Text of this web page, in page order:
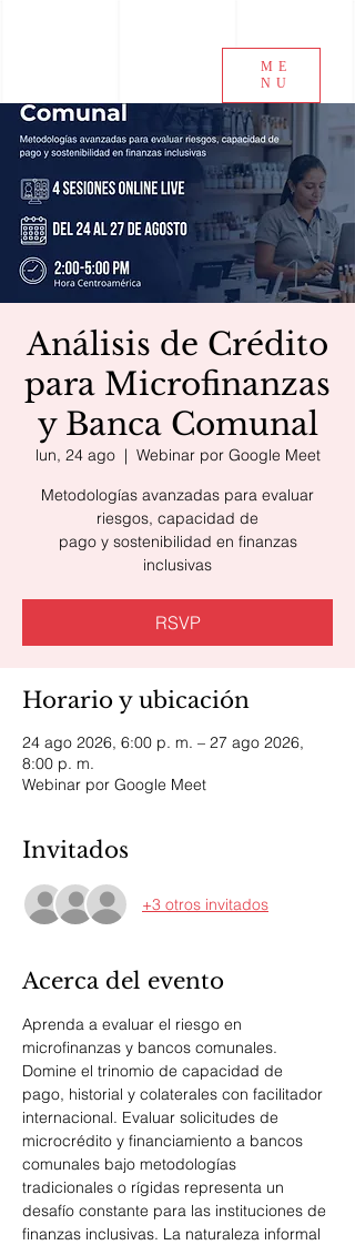
ME
NU
Análisis de Crédito
para Microfinanzas
y Banca Comunal
lun, 24 ago
  |
Webinar por Google Meet
Metodologías avanzadas para evaluar
riesgos, capacidad de
pago y sostenibilidad en finanzas
inclusivas
RSVP
Horario y ubicación
24 ago 2026, 6:00 p. m. – 27 ago 2026,
8:00 p. m.
Webinar por Google Meet
Invitados
+3 otros invitados
Acerca del evento
Aprenda a evaluar el riesgo en
microfinanzas y bancos comunales.
Domine el trinomio de capacidad de
pago, historial y colaterales con facilitador
internacional. Evaluar solicitudes de
microcrédito y financiamiento a bancos
comunales bajo metodologías
tradicionales o rígidas representa un
desafío constante para las instituciones de
finanzas inclusivas. La naturaleza informal